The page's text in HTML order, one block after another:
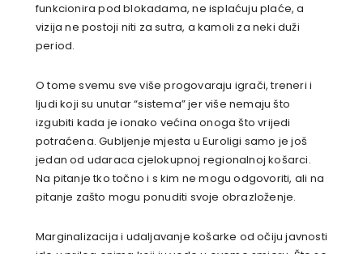
funkcionira pod blokadama, ne isplaćuju plaće, a
vizija ne postoji niti za sutra, a kamoli za neki duži
period.
O tome svemu sve više progovaraju igrači, treneri i
ljudi koji su unutar “sistema” jer više nemaju što
izgubiti kada je ionako većina onoga što vrijedi
potraćena. Gubljenje mjesta u Euroligi samo je još
jedan od udaraca cjelokupnoj regionalnoj košarci.
Na pitanje tko točno i s kim ne mogu odgovoriti, ali na
pitanje zašto mogu ponuditi svoje obrazloženje.
Marginalizacija i udaljavanje košarke od očiju javnosti